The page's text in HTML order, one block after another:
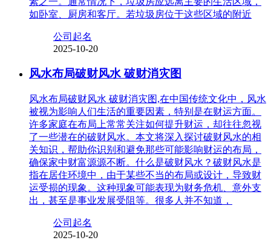
如卧室、厨房和客厅。若垃圾房位于这些区域的附近
公司起名
2025-10-20
风水布局破财风水 破财消灾图
风水布局破财风水 破财消灾图,在中国传统文化中，风水
被视为影响人们生活的重要因素，特别是在财运方面。
许多家庭在布局上常常关注如何提升财运，却往往忽视
了一些潜在的破财风水。本文将深入探讨破财风水的相
关知识，帮助你识别和避免那些可能影响财运的布局，
确保家中财富源源不断。什么是破财风水？破财风水是
指在居住环境中，由于某些不当的布局或设计，导致财
运受损的现象。这种现象可能表现为财务危机、意外支
出，甚至是事业发展受阻等。很多人并不知道，
公司起名
2025-10-20